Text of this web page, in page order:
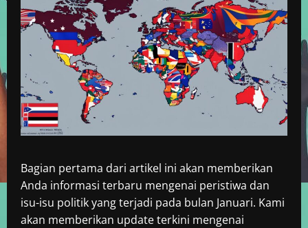
Bagian pertama dari artikel ini akan memberikan
Anda informasi terbaru mengenai peristiwa dan
isu-isu politik yang terjadi pada bulan Januari. Kami
akan memberikan update terkini mengenai